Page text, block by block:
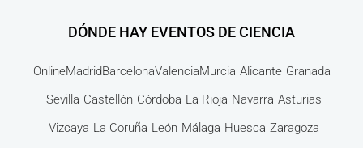
DÓNDE HAY EVENTOS DE CIENCIA
OnlineMadridBarcelonaValenciaMurcia Alicante Granada
Sevilla Castellón Córdoba La Rioja Navarra Asturias
Vizcaya La Coruña León Málaga Huesca Zaragoza